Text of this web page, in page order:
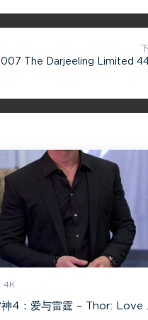
The Darjeeling Limited
4K
神4：爱与雷霆 – Thor: Love